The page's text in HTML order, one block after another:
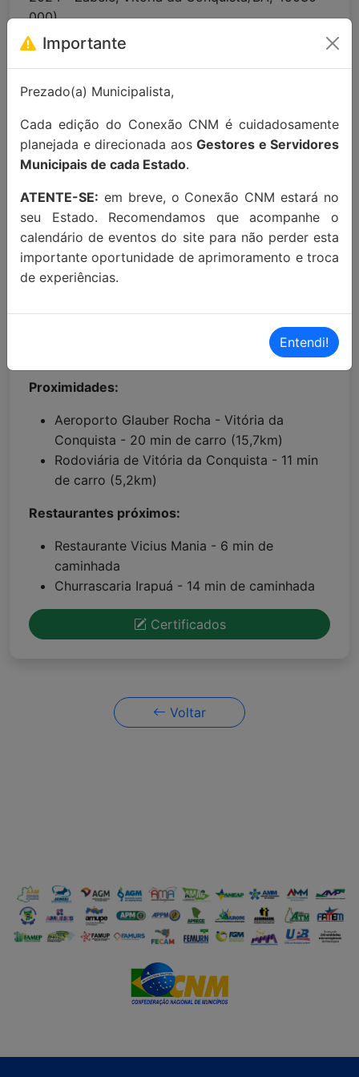
000)
Para maiores informações entre em
contato:contato@conexaocnm.org.br
Apoio Institucional:
MAIORES INFORMAÇÕES:
Localização Maps:
Proximidades:
Aeroporto Glauber Rocha - Vitória da
Conquista - 20 min de carro (15,7km)
Rodoviária de Vitória da Conquista - 11 min
de carro (5,2km)
Restaurantes próximos:
Restaurante Vicius Mania - 6 min de
caminhada
Churrascaria Irapuá - 14 min de caminhada
Certificados
Voltar
Importante
Prezado(a) Municipalista,
Cada edição do Conexão CNM é cuidadosamente
planejada e direcionada aos Gestores e Servidores
Municipais de cada Estado.
ATENTE-SE: em breve, o Conexão CNM estará no
seu Estado. Recomendamos que acompanhe o
calendário de eventos do site para não perder esta
importante oportunidade de aprimoramento e troca
de experiências.
Entendi!